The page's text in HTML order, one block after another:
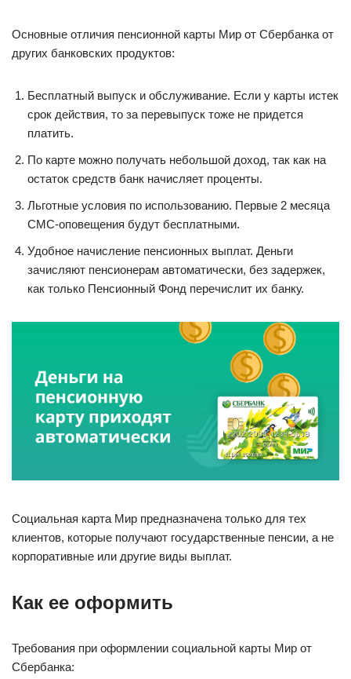
Основные отличия пенсионной карты Мир от Сбербанка от
других банковских продуктов:
Бесплатный выпуск и обслуживание. Если у карты истек
срок действия, то за перевыпуск тоже не придется
платить.
По карте можно получать небольшой доход, так как на
остаток средств банк начисляет проценты.
Льготные условия по использованию. Первые 2 месяца
СМС-оповещения будут бесплатными.
Удобное начисление пенсионных выплат. Деньги
зачисляют пенсионерам автоматически, без задержек,
как только Пенсионный Фонд перечислит их банку.
Социальная карта Мир предназначена только для тех
клиентов, которые получают государственные пенсии, а не
корпоративные или другие виды выплат.
Как ее оформить
Требования при оформлении социальной карты Мир от
Сбербанка: